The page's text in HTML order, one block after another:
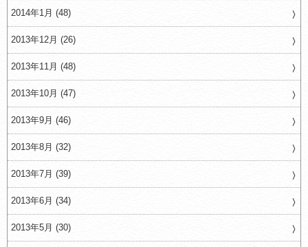
2014年1月 (48)
2013年12月 (26)
2013年11月 (48)
2013年10月 (47)
2013年9月 (46)
2013年8月 (32)
2013年7月 (39)
2013年6月 (34)
2013年5月 (30)